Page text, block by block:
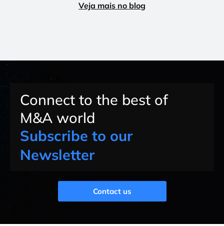
Veja mais no blog
Connect to the best of
M&A world
Subscribe to our
Newsletter
Contact us